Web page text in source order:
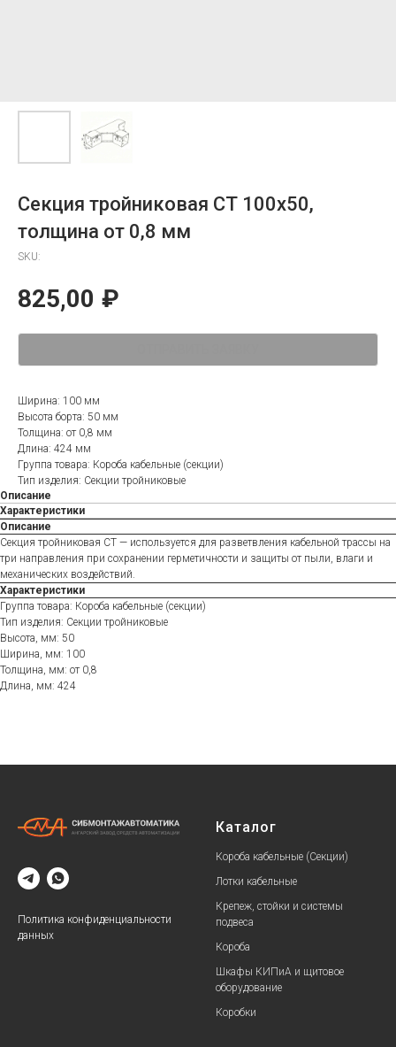
Секция тройниковая СТ 100х50,
толщина от 0,8 мм
SKU:
825,00 ₽
Ширина: 100 мм
Высота борта: 50 мм
Толщина: от 0,8 мм
Длина: 424 мм
Группа товара: Короба кабельные (секции)
Тип изделия: Секции тройниковые
Описание
Характеристики
Описание
Секция тройниковая СТ — используется для разветвления кабельной трассы на
три направления при сохранении герметичности и защиты от пыли, влаги и
механических воздействий.
Характеристики
Группа товара: Короба кабельные (секции)
Тип изделия: Секции тройниковые
Высота, мм: 50
Ширина, мм: 100
Толщина, мм: от 0,8
Длина, мм: 424
Политика конфиденциальности
данных
Каталог
Короба кабельные (Секции)
Лотки кабельные
Крепеж, стойки и системы
подвеса
Короба
Шкафы КИПиА и щитовое
оборудование
Коробки